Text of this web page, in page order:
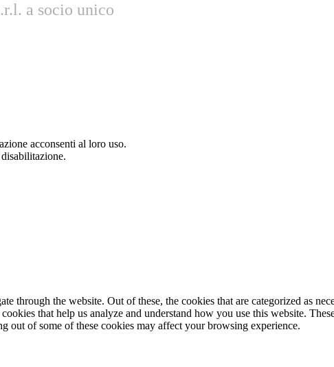
a socio unico
acconsenti al loro uso.
through the website. Out of these, the cookies that are categorized as
that help us analyze and understand how you use this website.
out of some of these cookies may affect your browsing experience.